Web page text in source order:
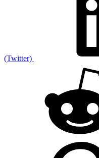
(Twitter)